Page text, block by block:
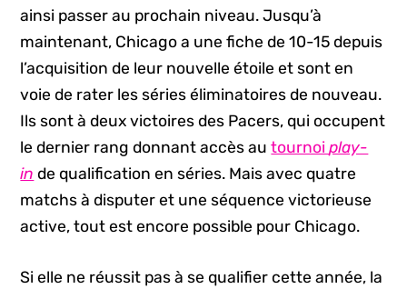
ainsi passer au prochain niveau. Jusqu’à
maintenant, Chicago a une fiche de 10-15 depuis
l’acquisition de leur nouvelle étoile et sont en
voie de rater les séries éliminatoires de nouveau.
Ils sont à deux victoires des Pacers, qui occupent
le dernier rang donnant accès autournoiplay-
in de qualification en séries. Mais avec quatre
matchs à disputer et une séquence victorieuse
active, tout est encore possible pour Chicago.
Si elle ne réussit pas à se qualifier cette année, la